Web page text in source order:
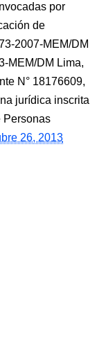
por
de
2007-MEM/DM
MEM/DM Lima,
N° 18176609,
jurídica inscrita
Personas
26, 2013